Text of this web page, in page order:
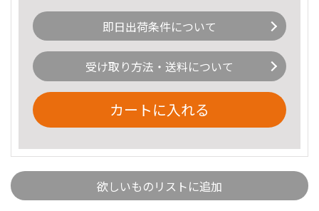
即日出荷条件について
受け取り方法・送料について
カートに入れる
欲しいものリストに追加